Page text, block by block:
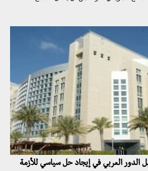
الدور العربي في إيجاد حل سياسي للأزمة